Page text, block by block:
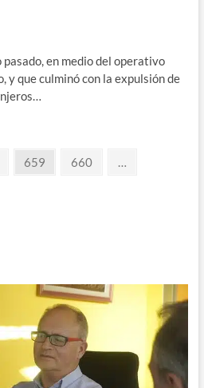
en medio del operativo
y que culminó con la expulsión de
Página
659 Página
660
…